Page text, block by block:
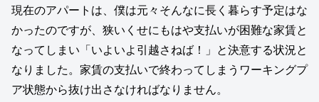
現在のアパートは、僕は元々そんなに長く暮らす予定はな
かったのですが、狭いくせにもはや支払いが困難な家賃と
なってしまい「いよいよ引越さねば！」と決意する状況と
なりました。家賃の支払いで終わってしまうワーキングプ
ア状態から抜け出さなければなりません。